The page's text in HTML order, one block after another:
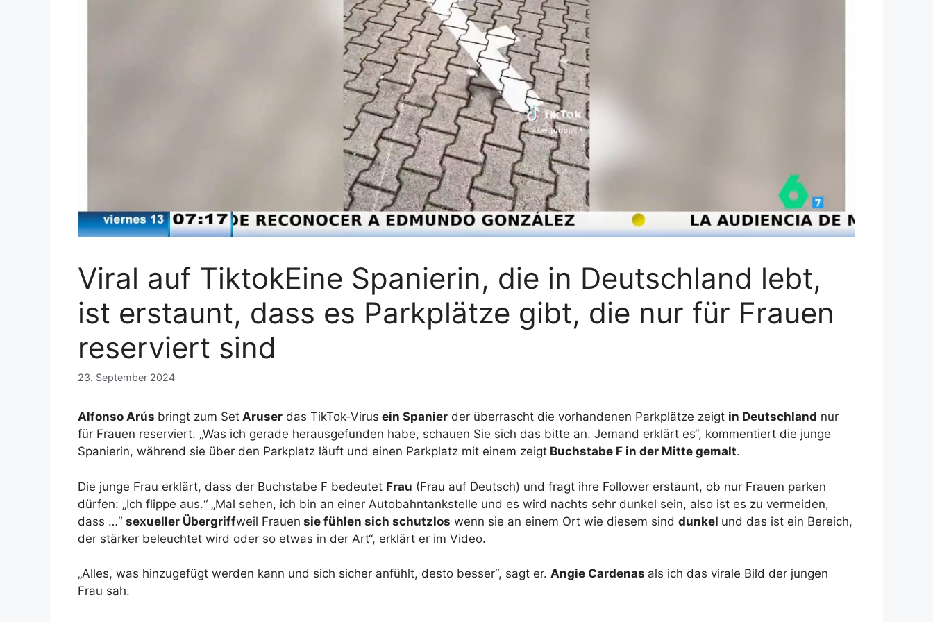
Viral auf TiktokEine Spanierin, die in Deutschland lebt,
ist erstaunt, dass es Parkplätze gibt, die nur für Frauen
reserviert sind
23. September 2024
Alfonso Arús bringt zum Set Aruser das TikTok-Virus ein Spanier der überrascht die vorhandenen Parkplätze zeigt in Deutschland nur
für Frauen reserviert. „Was ich gerade herausgefunden habe, schauen Sie sich das bitte an. Jemand erklärt es“, kommentiert die junge
Spanierin, während sie über den Parkplatz läuft und einen Parkplatz mit einem zeigt Buchstabe F in der Mitte gemalt.
Die junge Frau erklärt, dass der Buchstabe F bedeutet Frau (Frau auf Deutsch) und fragt ihre Follower erstaunt, ob nur Frauen parken
dürfen: „Ich flippe aus.“ „Mal sehen, ich bin an einer Autobahntankstelle und es wird nachts sehr dunkel sein, also ist es zu vermeiden,
dass …“ sexueller Übergriffweil Frauen sie fühlen sich schutzlos wenn sie an einem Ort wie diesem sind dunkel und das ist ein Bereich,
der stärker beleuchtet wird oder so etwas in der Art“, erklärt er im Video.
„Alles, was hinzugefügt werden kann und sich sicher anfühlt, desto besser“, sagt er. Angie Cardenas als ich das virale Bild der jungen
Frau sah.